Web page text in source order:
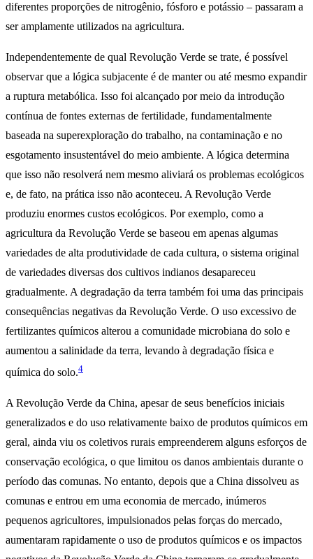
diferentes proporções de nitrogênio, fósforo e potássio – passaram a
ser amplamente utilizados na agricultura.
Independentemente de qual Revolução Verde se trate, é possível
observar que a lógica subjacente é de manter ou até mesmo expandir
a ruptura metabólica. Isso foi alcançado por meio da introdução
contínua de fontes externas de fertilidade, fundamentalmente
baseada na superexploração do trabalho, na contaminação e no
esgotamento insustentável do meio ambiente. A lógica determina
que isso não resolverá nem mesmo aliviará os problemas ecológicos
e, de fato, na prática isso não aconteceu. A Revolução Verde
produziu enormes custos ecológicos. Por exemplo, como a
agricultura da Revolução Verde se baseou em apenas algumas
variedades de alta produtividade de cada cultura, o sistema original
de variedades diversas dos cultivos indianos desapareceu
gradualmente. A degradação da terra também foi uma das principais
consequências negativas da Revolução Verde. O uso excessivo de
fertilizantes químicos alterou a comunidade microbiana do solo e
aumentou a salinidade da terra, levando à degradação física e
química do solo.4
A Revolução Verde da China, apesar de seus benefícios iniciais
generalizados e do uso relativamente baixo de produtos químicos em
geral, ainda viu os coletivos rurais empreenderem alguns esforços de
conservação ecológica, o que limitou os danos ambientais durante o
período das comunas. No entanto, depois que a China dissolveu as
comunas e entrou em uma economia de mercado, inúmeros
pequenos agricultores, impulsionados pelas forças do mercado,
aumentaram rapidamente o uso de produtos químicos e os impactos